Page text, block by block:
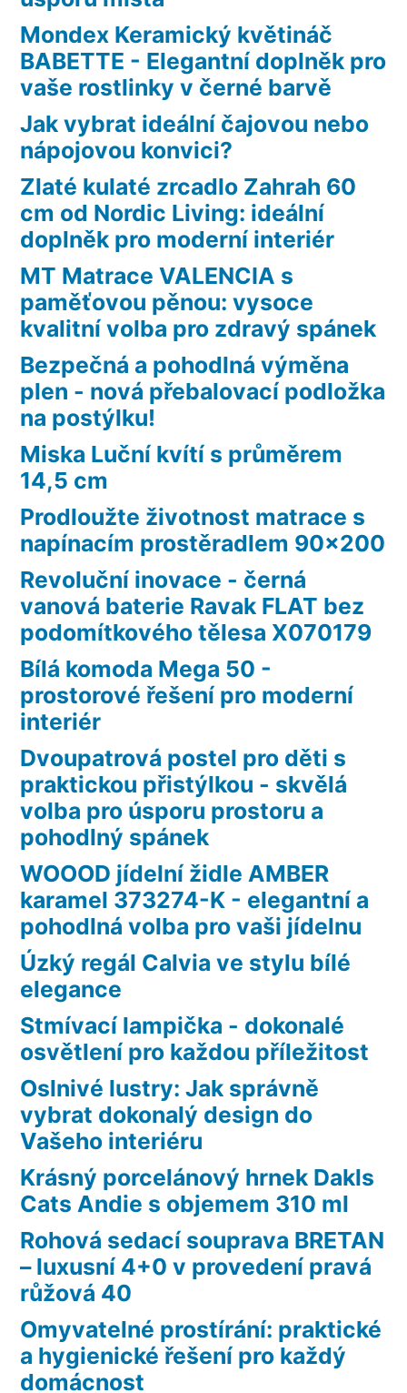
Mondex Keramický květináč
BABETTE - Elegantní doplněk pro
vaše rostlinky v černé barvě
Jak vybrat ideální čajovou nebo
nápojovou konvici?
Zlaté kulaté zrcadlo Zahrah 60
cm od Nordic Living: ideální
doplněk pro moderní interiér
MT Matrace VALENCIA s
paměťovou pěnou: vysoce
kvalitní volba pro zdravý spánek
Bezpečná a pohodlná výměna
plen - nová přebalovací podložka
na postýlku!
Miska Luční kvítí s průměrem
14,5 cm
Prodloužte životnost matrace s
napínacím prostěradlem 90×200
Revoluční inovace - černá
vanová baterie Ravak FLAT bez
podomítkového tělesa X070179
Bílá komoda Mega 50 -
prostorové řešení pro moderní
interiér
Dvoupatrová postel pro děti s
praktickou přistýlkou - skvělá
volba pro úsporu prostoru a
pohodlný spánek
WOOOD jídelní židle AMBER
karamel 373274-K - elegantní a
pohodlná volba pro vaši jídelnu
Úzký regál Calvia ve stylu bílé
elegance
Stmívací lampička - dokonalé
osvětlení pro každou příležitost
Oslnivé lustry: Jak správně
vybrat dokonalý design do
Vašeho interiéru
Krásný porcelánový hrnek Dakls
Cats Andie s objemem 310 ml
Rohová sedací souprava BRETAN
– luxusní 4+0 v provedení pravá
růžová 40
Omyvatelné prostírání: praktické
a hygienické řešení pro každý
domácnost